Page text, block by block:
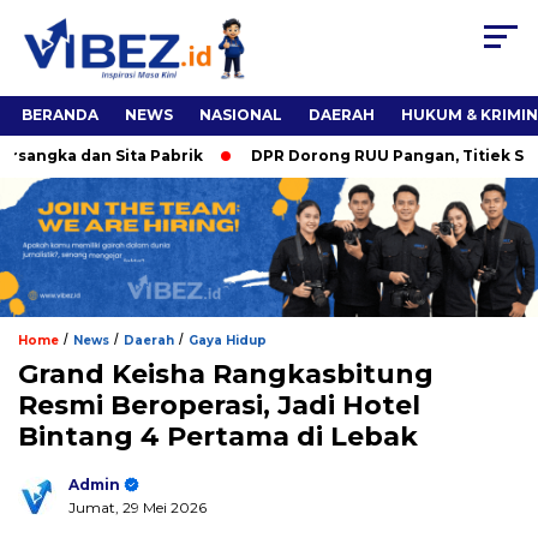
BERANDA NEWS NASIONAL DAERAH HUKUM &
dan Sita Pabrik DPR Dorong RUU Pangan, Titiek
Home / News / Daerah / Gaya Hidup
Grand Keisha Rangkasbitung
Resmi Beroperasi, Jadi Hotel
Bintang 4 Pertama di Lebak
Admin
Jumat, 29 Mei 2026